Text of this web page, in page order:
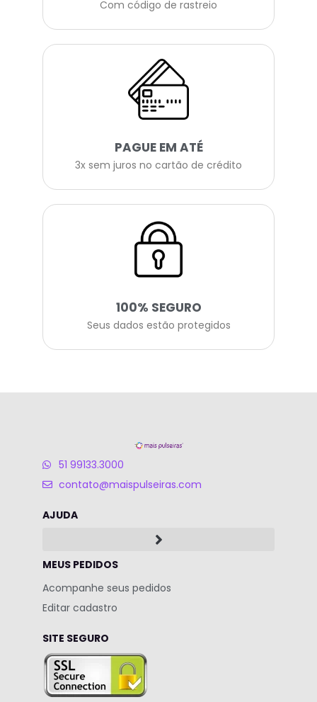
Com código de rastreio
PAGUE EM ATÉ
3x sem juros no cartão de crédito
100% SEGURO
Seus dados estão protegidos
51 99133.3000
contato@maispulseiras.com
AJUDA
MEUS PEDIDOS
Acompanhe seus pedidos
Editar cadastro
SITE SEGURO